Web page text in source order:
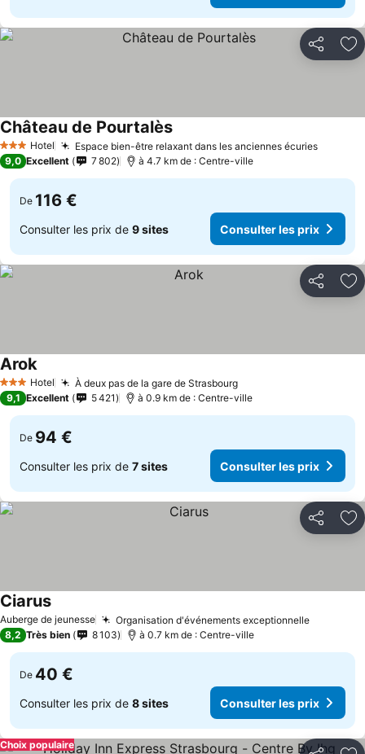
Partager
3 ÉtoilesHotel Espace bien-être relaxant dans les anciennes écuries
Château de Pourtalès
9,0 Excellent 7 802 à 4.7 km de : Centre-ville
De 116 €
Consulter les prix de 9 sites Consulter les prix
Partager
3 ÉtoilesHotel À deux pas de la gare de Strasbourg
Arok
9,1 Excellent 5 421 à 0.9 km de : Centre-ville
De 94 €
Consulter les prix de 7 sites Consulter les prix
Partager
Auberge de jeunesse Organisation d'événements exceptionnelle
Ciarus
8,2 Très bien 8 103 à 0.7 km de : Centre-ville
De 40 €
Consulter les prix de 8 sites Consulter les prix
Choix populaire